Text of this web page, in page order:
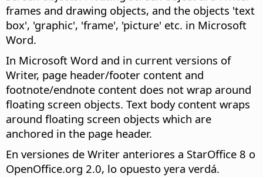
frames and drawing objects, and the objects 'text
box', 'graphic', 'frame', 'picture' etc. in Microsoft
Word.
In Microsoft Word and in current versions of
Writer, page header/footer content and
footnote/endnote content does not wrap around
floating screen objects. Text body content wraps
around floating screen objects which are
anchored in the page header.
En versiones de Writer anteriores a StarOffice 8 o
OpenOffice.org 2.0, lo opuesto yera verdá.